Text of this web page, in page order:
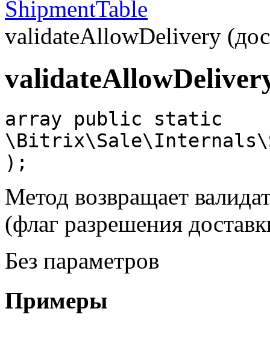
ShipmentTable
validateAllowDelivery
array public static
);
Метод возвращает
(флаг разрешения
Без параметров
Примеры